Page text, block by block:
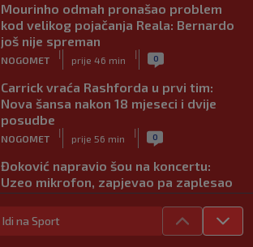
Mourinho odmah pronašao problem
kod velikog pojačanja Reala: Bernardo
još nije spreman
NOGOMET
|
prije 46 min
| 0
Carrick vraća Rashforda u prvi tim:
Nova šansa nakon 18 mjeseci i dvije
posudbe
NOGOMET
|
prije 56 min
| 0
Đoković napravio šou na koncertu:
Uzeo mikrofon, zapjevao pa zaplesao
na bini (VIDEO)
TENIS prije 1 h
Idi na Sport